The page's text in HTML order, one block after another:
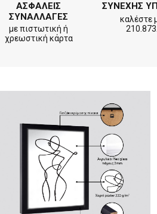
ΑΣΦΑΛΕΙΣ
ΣΥΝΑΛΛΑΓΕΣ
με πιστωτική ή
χρεωστική κάρτα
ΣΥΝΕΧΗΣ
καλέστε